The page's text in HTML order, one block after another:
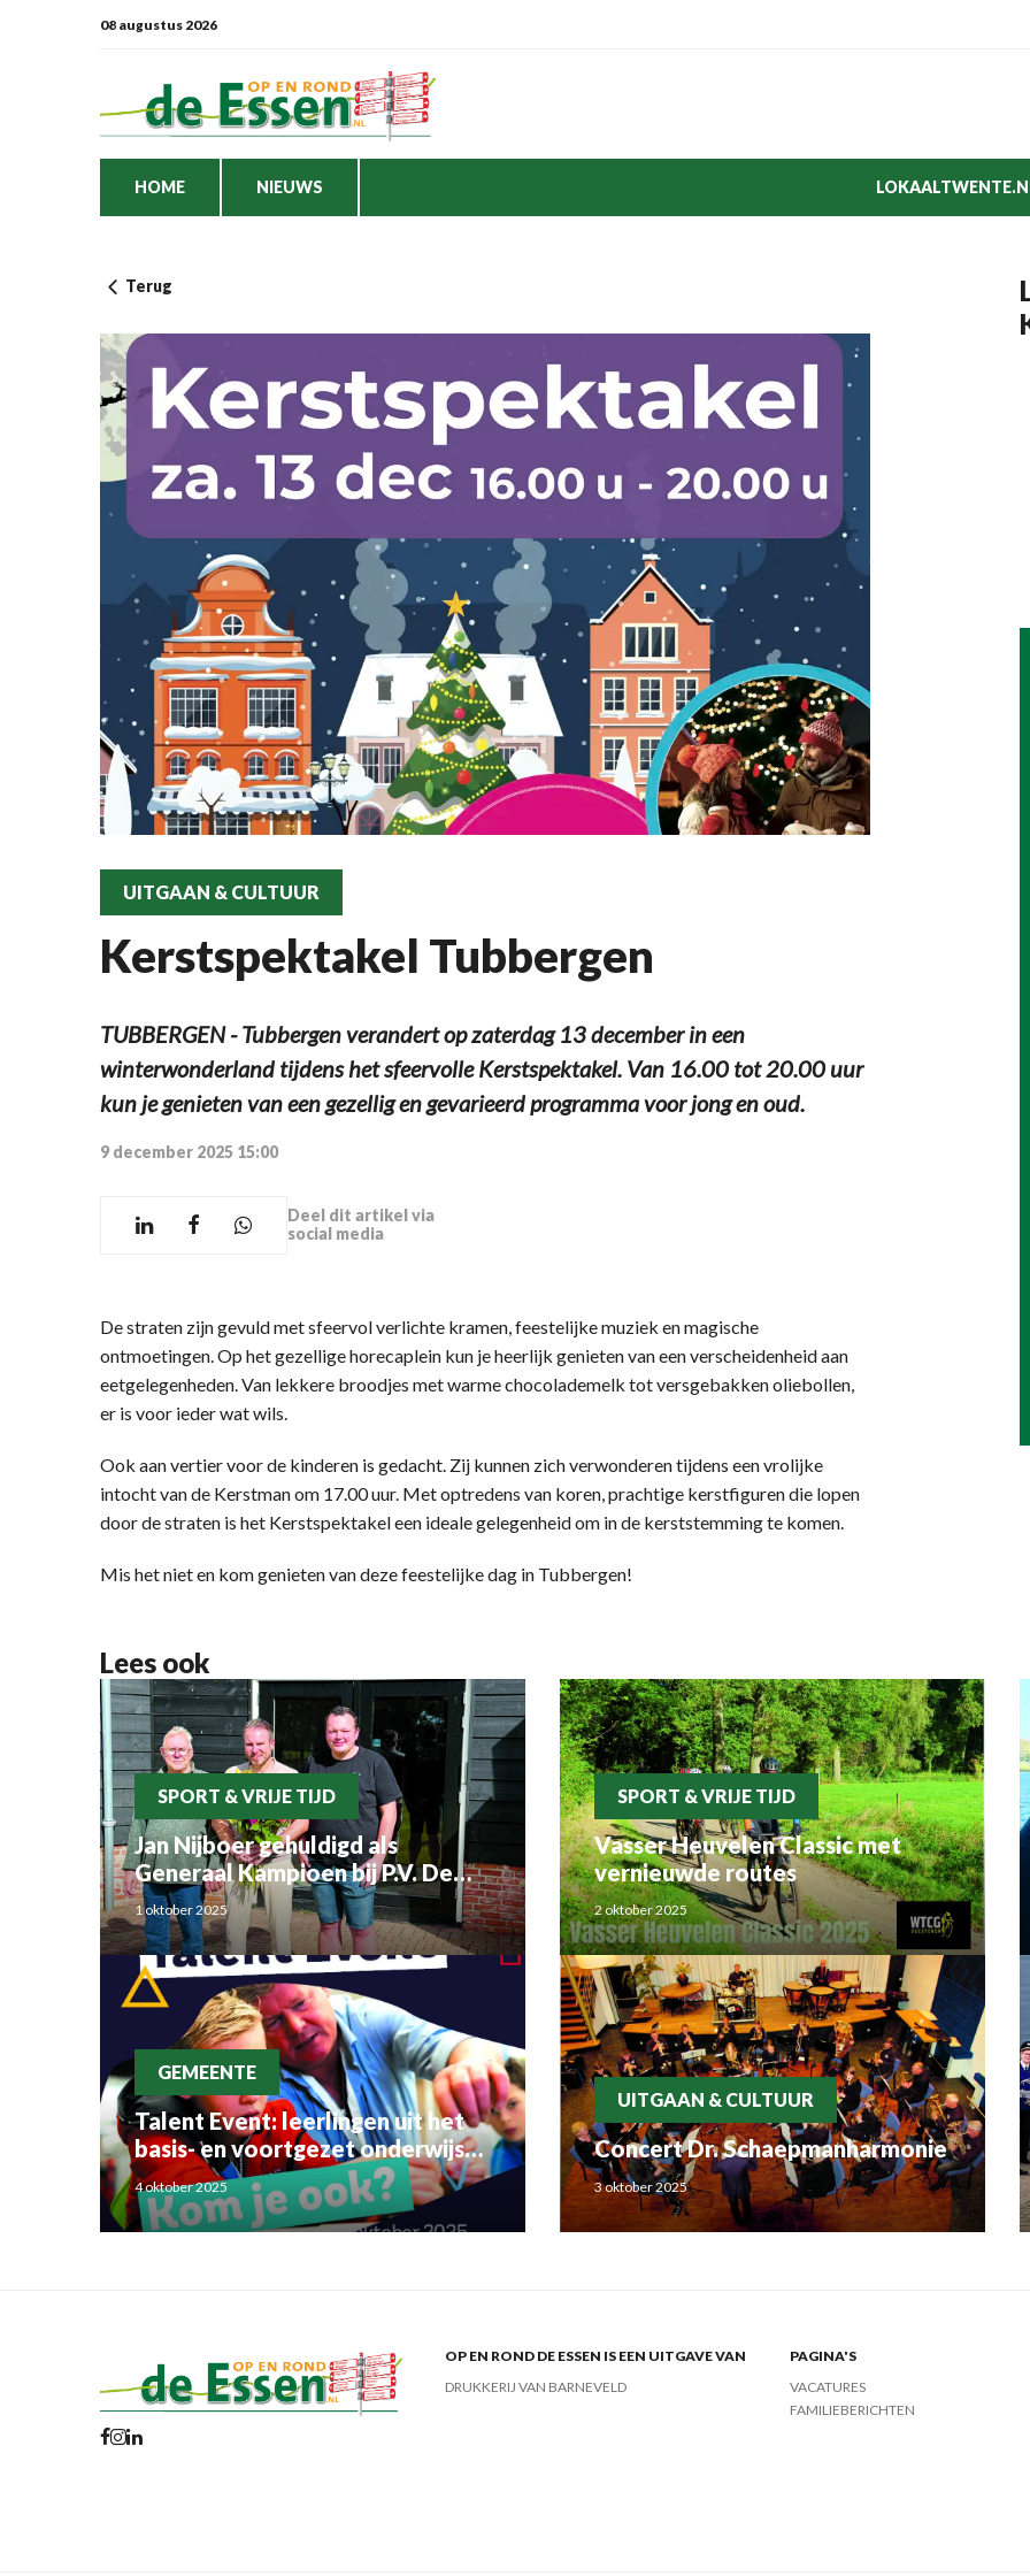
08 augustus 2026
HOME NIEUWS
Terug
UITGAAN & CULTUUR
Kerstspektakel Tubbergen
TUBBERGEN - Tubbergen verandert op zaterdag 13 december in een
winterwonderland tijdens het sfeervolle Kerstspektakel. Van 16.00 tot 20.00 uur
kun je genieten van een gezellig en gevarieerd programma voor jong en oud.
9 december 2025 15:00
Deel dit artikel via
social media
De straten zijn gevuld met sfeervol verlichte kramen, feestelijke muziek en magische
ontmoetingen. Op het gezellige horecaplein kun je heerlijk genieten van een verscheidenheid aan
eetgelegenheden. Van lekkere broodjes met warme chocolademelk tot versgebakken oliebollen,
er is voor ieder wat wils.
Ook aan vertier voor de kinderen is gedacht. Zij kunnen zich verwonderen tijdens een vrolijke
intocht van de Kerstman om 17.00 uur. Met optredens van koren, prachtige kerstfiguren die lopen
door de straten is het Kerstspektakel een ideale gelegenheid om in de kerststemming te komen.
Mis het niet en kom genieten van deze feestelijke dag in Tubbergen!
Lees ook
SPORT & VRIJE TIJD
Jan Nijboer gehuldigd als
Generaal Kampioen bij P.V. De
Luchtbode
1 oktober 2025
SPORT & VRIJE TIJD
Vasser Heuvelen Classic met
vernieuwde routes
2 oktober 2025
GEMEENTE
Talent Event: leerlingen uit het
basis- en voortgezet onderwijs
ontdekken bedrijven uit de regio
4 oktober 2025
UITGAAN & CULTUUR
Concert Dr. Schaepmanharmonie
3 oktober 2025
OP EN ROND DE ESSEN IS EEN UITGAVE VAN
DRUKKERIJ VAN BARNEVELD
PAGINA'S
VACATURES
FAMILIEBERICHTEN